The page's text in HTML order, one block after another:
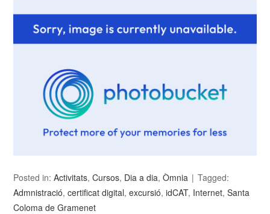
Posted in:Activitats,Cursos, Dia a dia,Òmnia
Tagged:
Admnistració,certificat digital,excursió,idCAT, Internet,Santa
Coloma de Gramenet